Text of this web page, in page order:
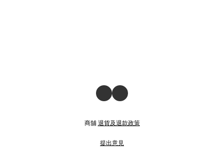
商舖 退貨及退款政策
提出意見